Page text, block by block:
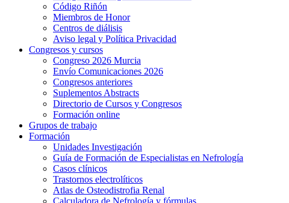
Código Riñón
Miembros de Honor
Centros de diálisis
Aviso legal y Política Privacidad
Congresos y cursos
Congreso 2026 Murcia
Envío Comunicaciones 2026
Congresos anteriores
Suplementos Abstracts
Directorio de Cursos y Congresos
Formación online
Grupos de trabajo
Formación
Unidades Investigación
Guía de Formación de Especialistas en Nefrología
Casos clínicos
Trastornos electrolíticos
Atlas de Osteodistrofia Renal
Calculadora de Nefrología y fórmulas